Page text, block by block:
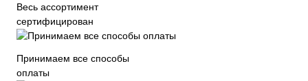
Весь ассортимент
сертифицирован
Принимаем все способы
оплаты